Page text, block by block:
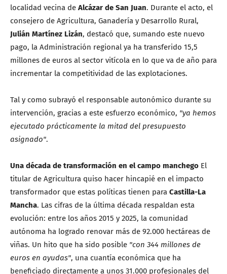
localidad vecina de Alcázar de San Juan. Durante el acto, el
consejero de Agricultura, Ganadería y Desarrollo Rural,
Julián Martínez Lizán, destacó que, sumando este nuevo
pago, la Administración regional ya ha transferido 15,5
millones de euros al sector vitícola en lo que va de año para
incrementar la competitividad de las explotaciones.
Tal y como subrayó el responsable autonómico durante su
intervención, gracias a este esfuerzo económico, "ya hemos
ejecutado prácticamente la mitad del presupuesto
asignado".
Una década de transformación en el campo manchego El
titular de Agricultura quiso hacer hincapié en el impacto
transformador que estas políticas tienen para Castilla-La
Mancha. Las cifras de la última década respaldan esta
evolución: entre los años 2015 y 2025, la comunidad
autónoma ha logrado renovar más de 92.000 hectáreas de
viñas. Un hito que ha sido posible "con 344 millones de
euros en ayudas", una cuantía económica que ha
beneficiado directamente a unos 31.000 profesionales del